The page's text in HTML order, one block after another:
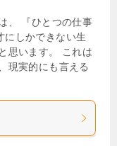
、 『ひとつの仕事
にしかできない生
思います。 これは
現実的にも言える